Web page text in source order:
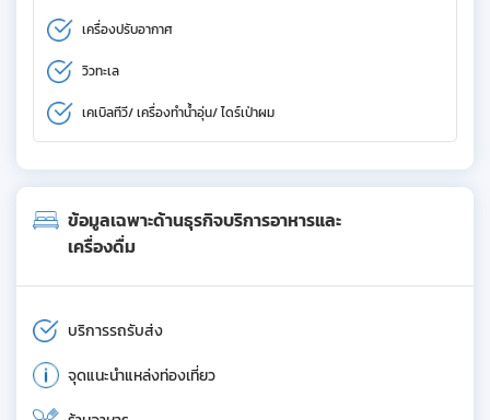
เครื่องปรับอากาศ
วิวทะเล
เคเบิลทีวี/ เครื่องทำน้ำอุ่น/ ไดร์เป่าผม
ข้อมูลเฉพาะด้านธุรกิจบริการอาหารและ
เครื่องดื่ม
บริการรถรับส่ง
จุดแนะนำแหล่งท่องเที่ยว